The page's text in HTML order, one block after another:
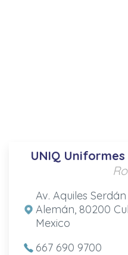
UNIQ
Av. Aquiles Serdán
Alemán, 80200
Mexico
667 690 9700